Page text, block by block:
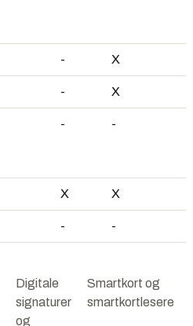
- X
- X
- -
X X
- -
Digitale
signaturer
og
Smartkort og
smartkortlesere